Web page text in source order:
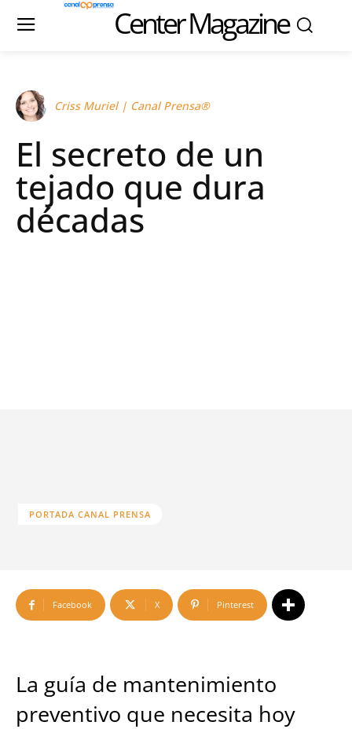
Center Magazine
Criss Muriel | Canal Prensa®
El secreto de un
tejado que dura
décadas
PORTADA CANAL PRENSA
Facebook X Pinterest
La guía de mantenimiento
preventivo que necesita hoy